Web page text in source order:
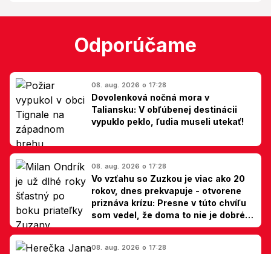
Odporúčame
08. aug. 2026 o 17:28
Dovolenková nočná mora v
Taliansku: V obľúbenej destinácii
vypuklo peklo, ľudia museli utekať!
08. aug. 2026 o 17:28
Vo vzťahu so Zuzkou je viac ako 20
rokov, dnes prekvapuje - otvorene
priznáva krízu: Presne v túto chvíľu
som vedel, že doma to nie je dobré,
hovorí Milan Ondrík
08. aug. 2026 o 17:28